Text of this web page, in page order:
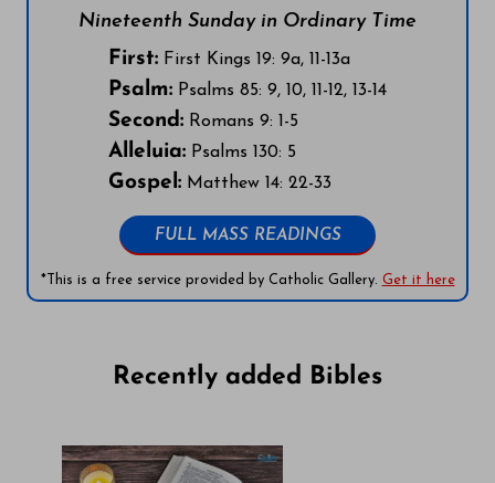
Nineteenth Sunday in Ordinary Time
First: First Kings 19: 9a, 11-13a
Psalm: Psalms 85: 9, 10, 11-12, 13-14
Second: Romans 9: 1-5
Alleluia: Psalms 130: 5
Gospel: Matthew 14: 22-33
FULL MASS READINGS
*This is a free service provided by Catholic Gallery. Get it here
Recently added Bibles